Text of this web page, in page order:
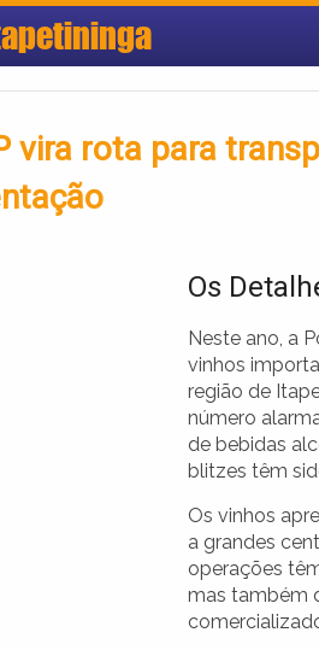
vira rota para
Os
Neste ano, a
vinhos
região de
número
de bebidas
blitzes têm
Os vinhos
a grandes
operações
mas também